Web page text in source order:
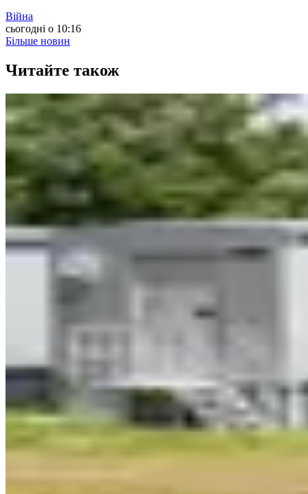
Війна
сьогодні о 10:16
Більше новин
Читайте також